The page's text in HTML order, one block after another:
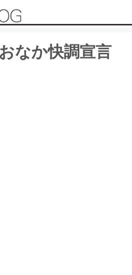
ンテンツに移動
なか快調宣言